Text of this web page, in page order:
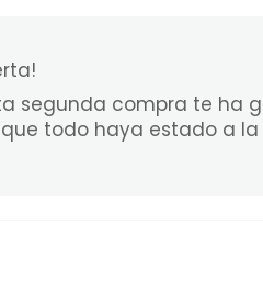
segunda compra te
todo haya estado a